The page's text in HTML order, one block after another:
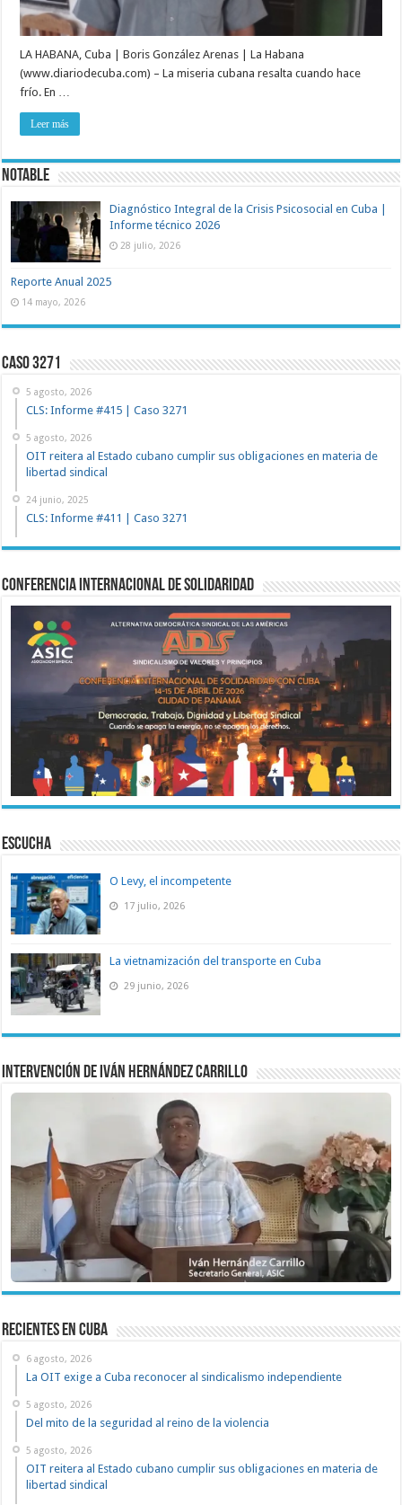
LA HABANA, Cuba | Boris González Arenas | La Habana
(www.diariodecuba.com) – La miseria cubana resalta cuando hace
frío. En …
Leer más
NOTABLE
Diagnóstico Integral de la Crisis Psicosocial en Cuba |
Informe técnico 2026
28 julio, 2026
Reporte Anual 2025
14 mayo, 2026
Caso 3271
5 agosto, 2026
CLS: Informe #415 | Caso 3271
5 agosto, 2026
OIT reitera al Estado cubano cumplir sus obligaciones en materia de
libertad sindical
24 junio, 2025
CLS: Informe #411 | Caso 3271
Conferencia Internacional de Solidaridad
ESCUCHA
O Levy, el incompetente
17 julio, 2026
La vietnamización del transporte en Cuba
29 junio, 2026
Intervención de Iván Hernández Carrillo
recientes en cuba
6 agosto, 2026
La OIT exige a Cuba reconocer al sindicalismo independiente
5 agosto, 2026
Del mito de la seguridad al reino de la violencia
5 agosto, 2026
OIT reitera al Estado cubano cumplir sus obligaciones en materia de
libertad sindical